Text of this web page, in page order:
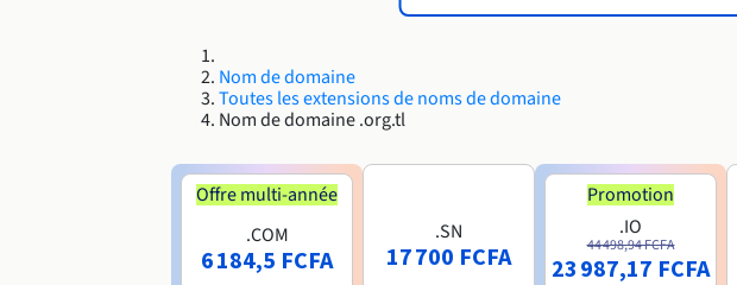
Nom de domaine
Toutes les extensions de noms de domaine
Nom de domaine .org.tl
Offre multi-année
.COM
6 184,5 FCFA
.SN
17 700 FCFA
Promotion
.IO
44 498,94 FCFA
23 987,17 FCFA